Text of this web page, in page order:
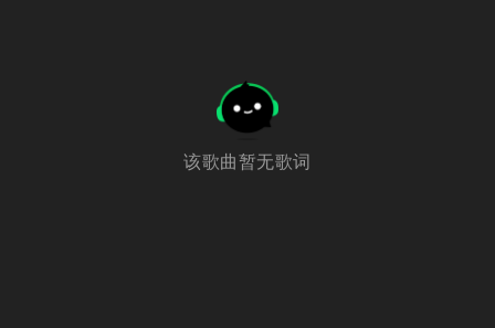
该歌曲暂无歌词